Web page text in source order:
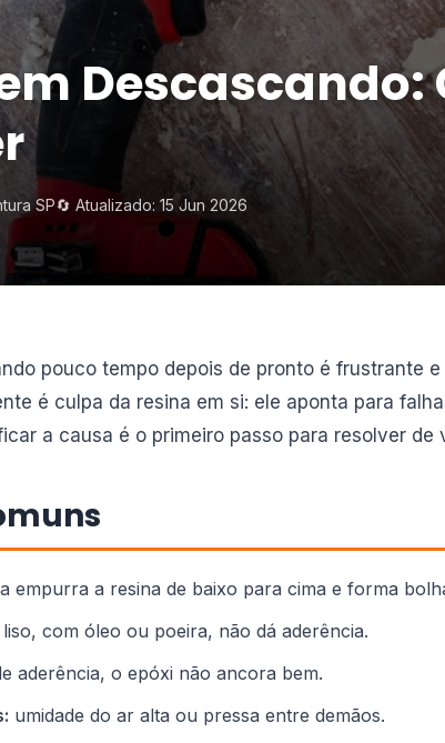
Descascando:
SP🔄 Atualizado: 15 Jun 2026
pouco tempo depois de pronto é frustrante e
é culpa da resina em si: ele aponta para
a causa é o primeiro passo para resolver de
empurra a resina de baixo para cima e forma
liso, com óleo ou poeira, não dá aderência.
aderência, o epóxi não ancora bem.
umidade do ar alta ou pressa entre demãos.